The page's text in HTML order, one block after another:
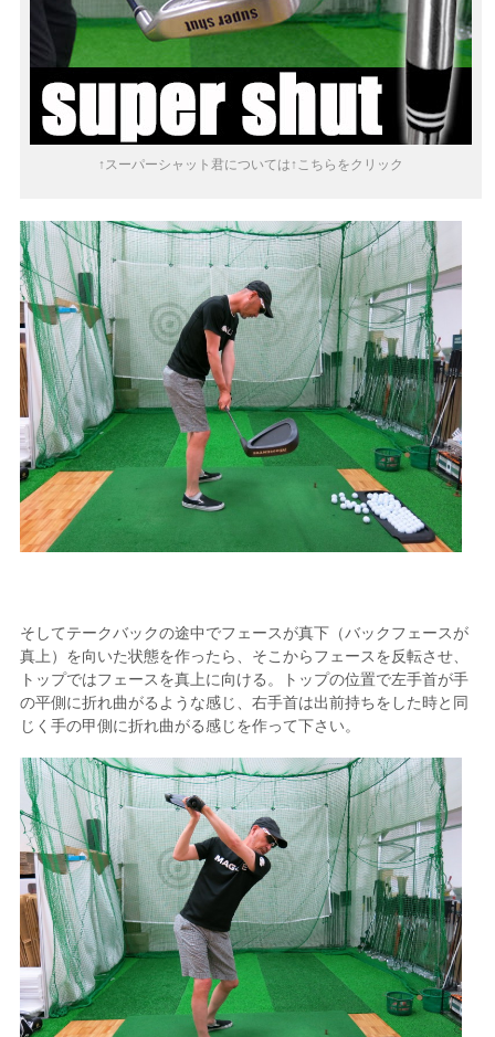
↑スーパーシャット君については↑こちらをクリック
そしてテークバックの途中でフェースが真下（バックフェースが
真上）を向いた状態を作ったら、そこからフェースを反転させ、
トップではフェースを真上に向ける。トップの位置で左手首が手
の平側に折れ曲がるような感じ、右手首は出前持ちをした時と同
じく手の甲側に折れ曲がる感じを作って下さい。